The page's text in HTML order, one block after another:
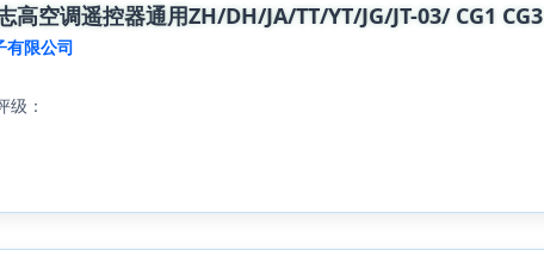
高空调遥控器通用ZH/DH/JA/TT/YT/JG/JT-03/ CG1 CG3
有限公司
级：